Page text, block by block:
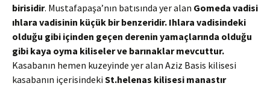
birisidir. Mustafapaşa’nın batısında yer alan Gomeda vadisi
ıhlara vadisinin küçük bir benzeridir. Ihlara vadisindeki
olduğu gibi içinden geçen derenin yamaçlarında olduğu
gibi kaya oyma kiliseler ve barınaklar mevcuttur.
Kasabanın hemen kuzeyinde yer alan Aziz Basis kilisesi
kasabanın içerisindeki St.helenas kilisesi manastır